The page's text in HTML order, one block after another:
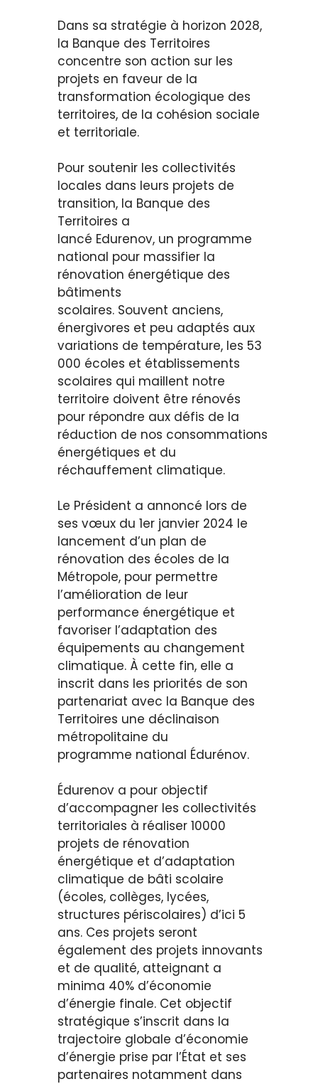
Dans sa stratégie à horizon 2028,
la Banque des Territoires
concentre son action sur les
projets en faveur de la
transformation écologique des
territoires, de la cohésion sociale
et territoriale.
Pour soutenir les collectivités
locales dans leurs projets de
transition, la Banque des
Territoires a
lancé Edurenov, un programme
national pour massifier la
rénovation énergétique des
bâtiments
scolaires. Souvent anciens,
énergivores et peu adaptés aux
variations de température, les 53
000 écoles et établissements
scolaires qui maillent notre
territoire doivent être rénovés
pour répondre aux défis de la
réduction de nos consommations
énergétiques et du
réchauffement climatique.
Le Président a annoncé lors de
ses vœux du 1er janvier 2024 le
lancement d’un plan de
rénovation des écoles de la
Métropole, pour permettre
l’amélioration de leur
performance énergétique et
favoriser l’adaptation des
équipements au changement
climatique. À cette fin, elle a
inscrit dans les priorités de son
partenariat avec la Banque des
Territoires une déclinaison
métropolitaine du
programme national Édurénov.
Édurenov a pour objectif
d’accompagner les collectivités
territoriales à réaliser 10000
projets de rénovation
énergétique et d’adaptation
climatique de bâti scolaire
(écoles, collèges, lycées,
structures périscolaires) d’ici 5
ans. Ces projets seront
également des projets innovants
et de qualité, atteignant a
minima 40% d’économie
d’énergie finale. Cet objectif
stratégique s’inscrit dans la
trajectoire globale d’économie
d’énergie prise par l’État et ses
partenaires notamment dans